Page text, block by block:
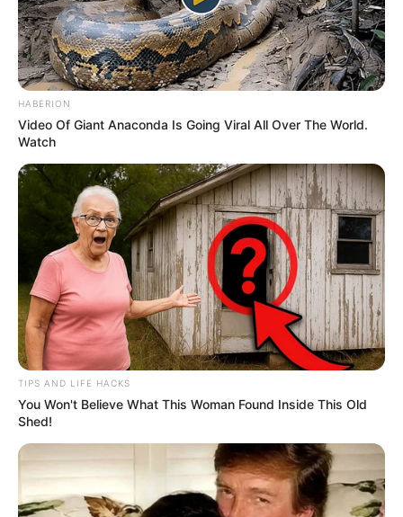
HABERION
Video Of Giant Anaconda Is Going Viral All Over The World.
Watch
TIPS AND LIFE HACKS
You Won't Believe What This Woman Found Inside This Old
Shed!